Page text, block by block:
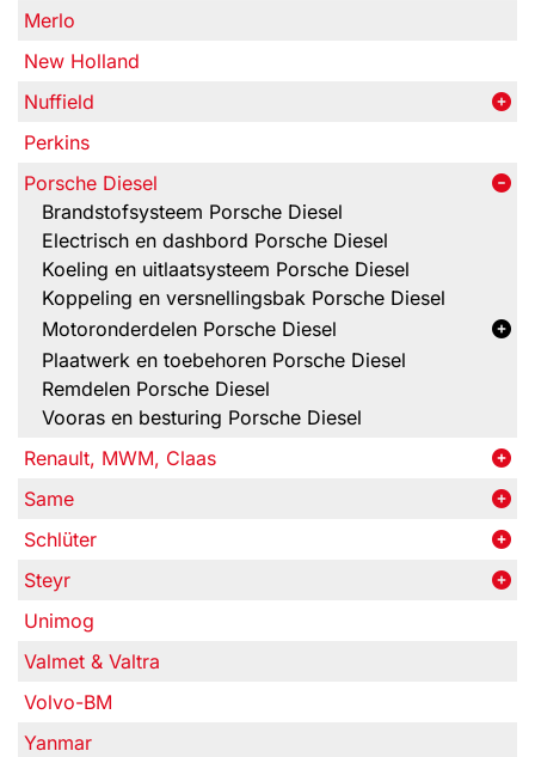
Merlo
New Holland
Nuffield
Perkins
Porsche Diesel
Brandstofsysteem Porsche Diesel
Electrisch en dashbord Porsche Diesel
Koeling en uitlaatsysteem Porsche Diesel
Koppeling en versnellingsbak Porsche Diesel
Motoronderdelen Porsche Diesel
Plaatwerk en toebehoren Porsche Diesel
Remdelen Porsche Diesel
Vooras en besturing Porsche Diesel
Renault, MWM, Claas
Same
Schlüter
Steyr
Unimog
Valmet & Valtra
Volvo-BM
Yanmar